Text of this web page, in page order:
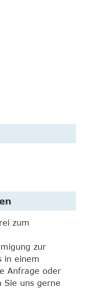
zum
zur
in einem
Anfrage oder
Sie uns gerne